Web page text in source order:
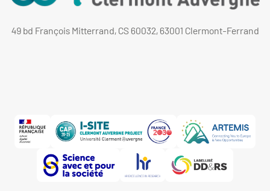
49 bd François Mitterrand, CS 60032, 63001 Clermont-Ferrand